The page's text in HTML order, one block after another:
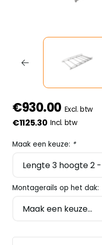
€930.00 Excl. btw
€1125.30 Incl. btw
Maak een keuze: *
Montagerails op het dak: